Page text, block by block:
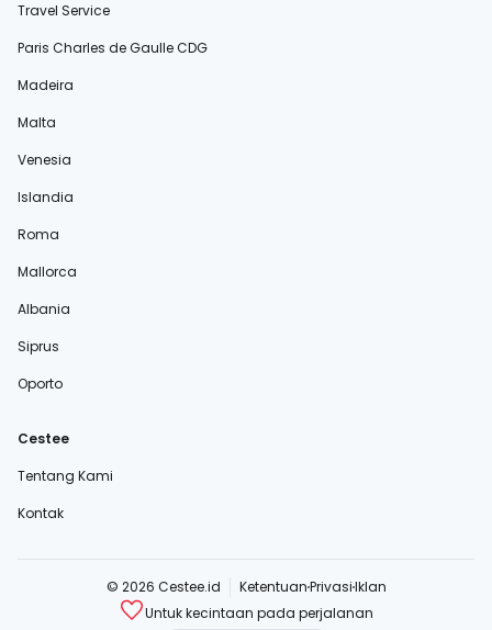
Travel Service
Paris Charles de Gaulle CDG
Madeira
Malta
Venesia
Islandia
Roma
Mallorca
Albania
Siprus
Oporto
Cestee
Tentang Kami
Kontak
© 2026 Cestee.id KetentuanPrivasiIklan
Untuk kecintaan pada perjalanan